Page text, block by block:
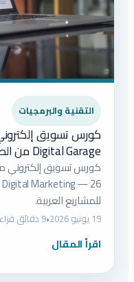
التقنية والبرمجيات
Digital Garage من الصفر للاحتراف
للمشاريع العربية.
19 يونيو 2026 •9 دقائق قراءة
اقرأ المقال